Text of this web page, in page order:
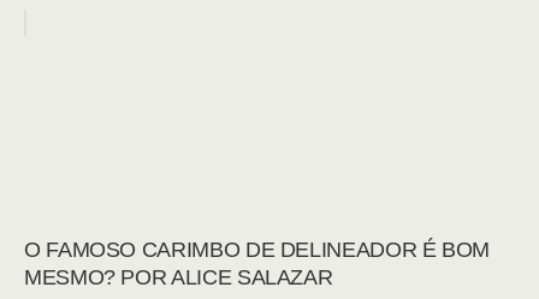
O FAMOSO CARIMBO DE DELINEADOR É BOM
MESMO? POR ALICE SALAZAR